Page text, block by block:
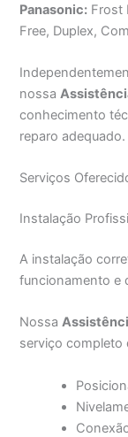
Panasonic: Frost
Free, Duplex,
nossa
conhecimento
reparo adequado.
Serviços
Instalação
A instalação
funcionamento e
Nossa
serviço completo